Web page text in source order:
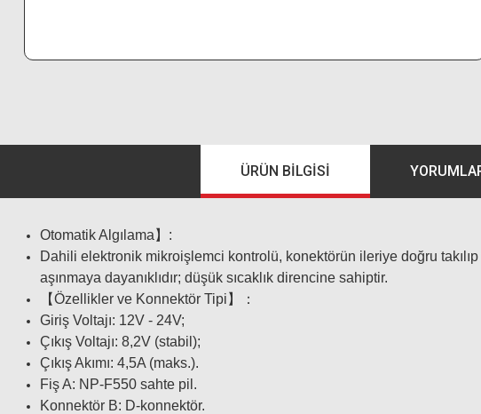
ÜRÜN BILGISI
Otomatik Algılama】:
Dahili elektronik mikroişlemci kontrolü, konektörün ileriye doğru
aşınmaya dayanıklıdır; düşük sıcaklık direncine sahiptir.
【Özellikler ve Konnektör Tipi】：
Giriş Voltajı: 12V - 24V;
Çıkış Voltajı: 8,2V (stabil);
Çıkış Akımı: 4,5A (maks.).
Fiş A: NP-F550 sahte pil.
Konnektör B: D-konnektör.